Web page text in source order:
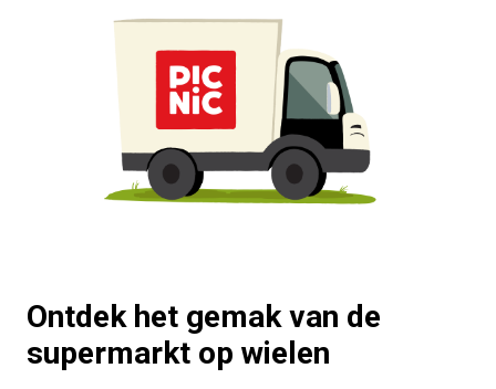
Ontdek het gemak van de
supermarkt op wielen